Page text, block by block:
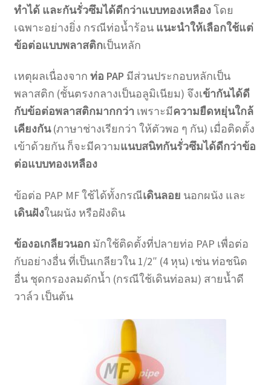
ทำได้และกันรั่วซึมได้ดีกว่าแบบทองเหลืองโดย
เฉพาะอย่างยิ่ง กรณีท่อน้ำร้อน แนะนำให้เลือกใช้แต่
ข้อต่อแบบพลาสติกเป็นหลัก
เหตุผลเนื่องจาก ท่อ PAP มีส่วนประกอบหลักเป็น
พลาสติก (ชั้นตรงกลางเป็นอลูมิเนียม) จึงเข้ากันได้ดี
กับข้อต่อพลาสติกมากกว่า เพราะมีความยืดหยุ่นใกล้
เคียงกัน(ภาษาช่างเรียกว่า ให้ตัวพอ ๆ กัน) เมื่อติดตั้ง
เข้าด้วยกัน ก็จะมีความแนบสนิทกันรั่วซึมได้ดีกว่าข้อ
ต่อแบบทองเหลือง
ข้อต่อ PAP MF ใช้ได้ทั้งกรณีเดินลอย นอกผนัง และ
เดินฝังในผนัง หรือฝังดิน
ข้องอเกลียวนอกมักใช้ติดตั้งที่ปลายท่อ PAP เพื่อต่อ
กับอย่างอื่น ที่เป็นเกลียวใน 1/2″ (4 หุน) เช่น ท่อชนิด
อื่น ชุดกรองลมดักน้ำ (กรณีใช้เดินท่อลม) สายน้ำดี
วาล์ว เป็นต้น